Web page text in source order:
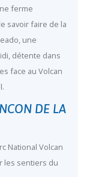
ferme
savoir faire de la
une
détente dans
face au Volcan
DE LA
National Volcan
les sentiers du